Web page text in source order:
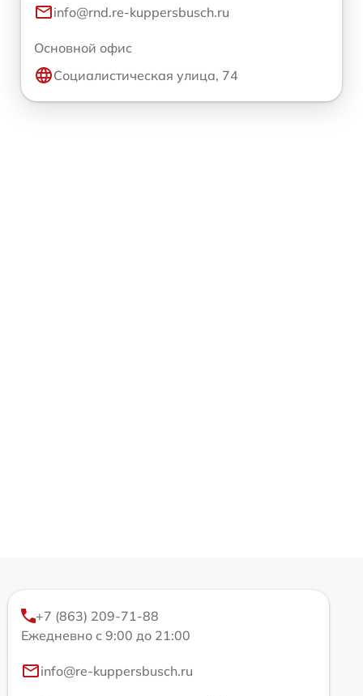
info@rnd.re-kuppersbusch.ru
Основной офис
Социалистическая улица, 74
+7 (863) 209-71-88
Ежедневно с 9:00 до 21:00
info@re-kuppersbusch.ru